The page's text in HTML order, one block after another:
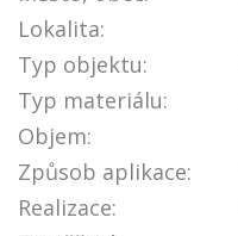
Lokalita:
Typ objektu:
Typ materiálu:
Objem:
Způsob aplikace:
Realizace: